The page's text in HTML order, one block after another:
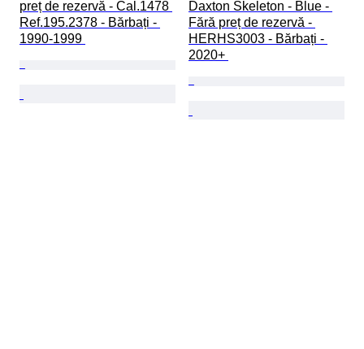
preț de rezervă - Cal.1478
Ref.195.2378 - Bărbați -
1990-1999
Daxton Skeleton - Blue -
Fără preț de rezervă -
HERHS3003 - Bărbați -
2020+